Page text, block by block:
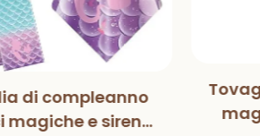
di compleanno
magiche e sirena